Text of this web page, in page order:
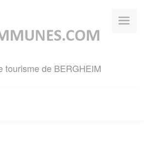
tourisme de BERGHEIM